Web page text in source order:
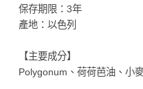
保存期限：3年
產地：以色列
【主要成分】
Polygonum、荷荷芭油、小